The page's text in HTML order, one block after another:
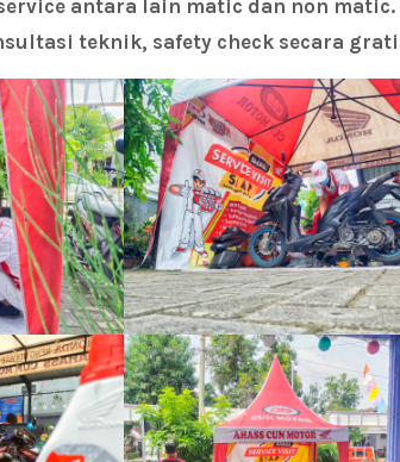
antara lain matic dan non matic.
teknik, safety check secara